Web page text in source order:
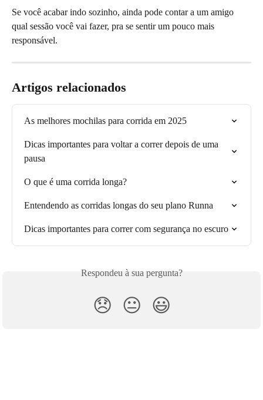
Se você acabar indo sozinho, ainda pode contar a um amigo
qual sessão você vai fazer, pra se sentir um pouco mais
responsável.
Artigos relacionados
As melhores mochilas para corrida em 2025
Dicas importantes para voltar a correr depois de uma
pausa
O que é uma corrida longa?
Entendendo as corridas longas do seu plano Runna
Dicas importantes para correr com segurança no escuro
Respondeu à sua pergunta?
😞 😐 😃